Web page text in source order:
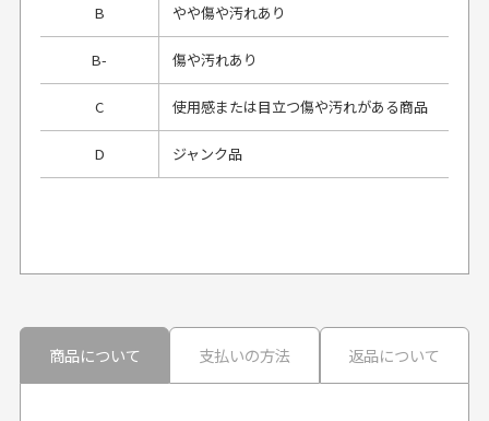
B やや傷や汚れあり
B- 傷や汚れあり
C 使用感または目立つ傷や汚れがある商品
D ジャンク品
30代男性
商品について 支払いの方法 返品について